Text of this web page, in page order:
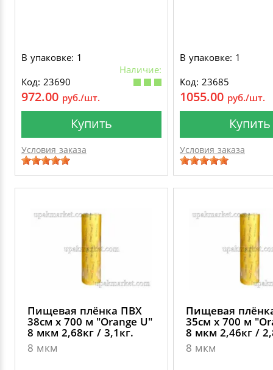
В упаковке: 1
Наличие:
Код: 23690
972.00 руб./шт.
Купить
Условия заказа
В упаковке: 1
Код: 23685
1055.00 руб./шт.
Купить
Условия заказа
Пищевая плёнка ПВХ
38см х 700 м "Оrange U"
8 мкм 2,68кг / 3,1кг.
8 мкм
Пищевая
35см х 700 м
8 мкм 2,46кг /
8 мкм